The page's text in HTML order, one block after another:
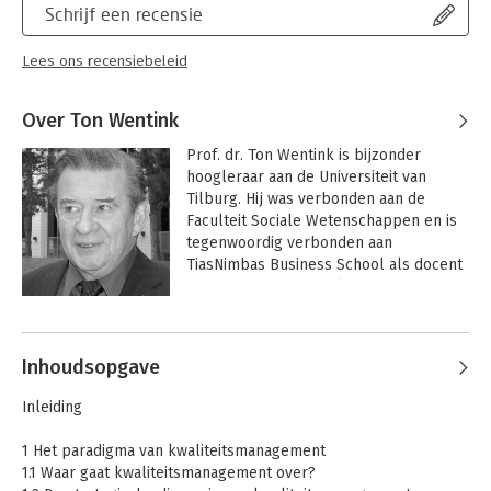
Schrijf een recensie
Lees ons recensiebeleid
Over Ton Wentink
Prof. dr. Ton Wentink is bijzonder
hoogleraar aan de Universiteit van
Tilburg. Hij was verbonden aan de
Faculteit Sociale Wetenschappen en is
tegenwoordig verbonden aan
TiasNimbas Business School als docent
meerdere masterprogramma's. Hij is
lid van verschillende vakcommissies op
het gebied van kwaliteitsmanagement.
Andere boeken door Ton Wentink
Inhoudsopgave
Inleiding
1 Het paradigma van kwaliteitsmanagement
1.1 Waar gaat kwaliteitsmanagement over?